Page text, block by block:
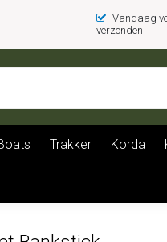
Vandaag
verzonden
Trakker Korda